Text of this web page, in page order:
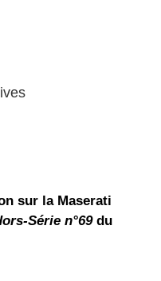
sur la Maserati
Série n°69du